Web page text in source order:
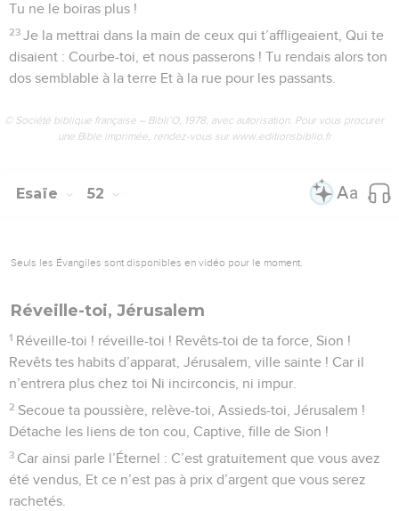
Tu ne le boiras plus !
23 Je la mettrai dans la main de ceux qui t’affligeaient, Qui te
disaient : Courbe-toi, et nous passerons ! Tu rendais alors ton
dos semblable à la terre Et à la rue pour les passants.
© Société biblique française – Bibli’O, 1978, avec autorisation. Pour vous procurer
une Bible imprimée, rendez-vous sur www.editionsbiblio.fr
Esaïe 52
Seuls les Évangiles sont disponibles en vidéo pour le moment.
Réveille-toi, Jérusalem
1 Réveille-toi ! réveille-toi ! Revêts-toi de ta force, Sion !
Revêts tes habits d’apparat, Jérusalem, ville sainte ! Car il
n’entrera plus chez toi Ni incirconcis, ni impur.
2 Secoue ta poussière, relève-toi, Assieds-toi, Jérusalem !
Détache les liens de ton cou, Captive, fille de Sion !
3 Car ainsi parle l’Éternel : C’est gratuitement que vous avez
été vendus, Et ce n’est pas à prix d’argent que vous serez
rachetés.